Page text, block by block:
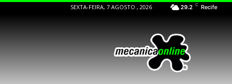
SEXTA-FEIRA, 7 AGOSTO , 2026 29.2 C Recife